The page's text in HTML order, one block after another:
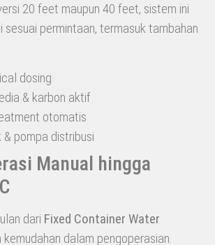
20 feet maupun 40 feet, sistem ini
sesuai permintaan, termasuk tambahan
dosing
& karbon aktif
otomatis
pompa distribusi
Manual hingga
dari Fixed Container Water
kemudahan dalam pengoperasian.